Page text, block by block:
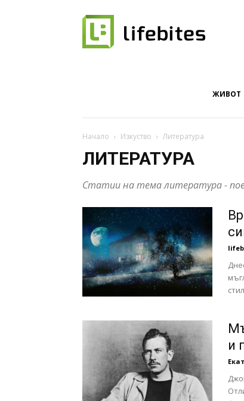
списание
с
ЖИВОТ
Начало Изкуство Литература
ЛИТЕРАТУРА
Статии на тема литература -
и